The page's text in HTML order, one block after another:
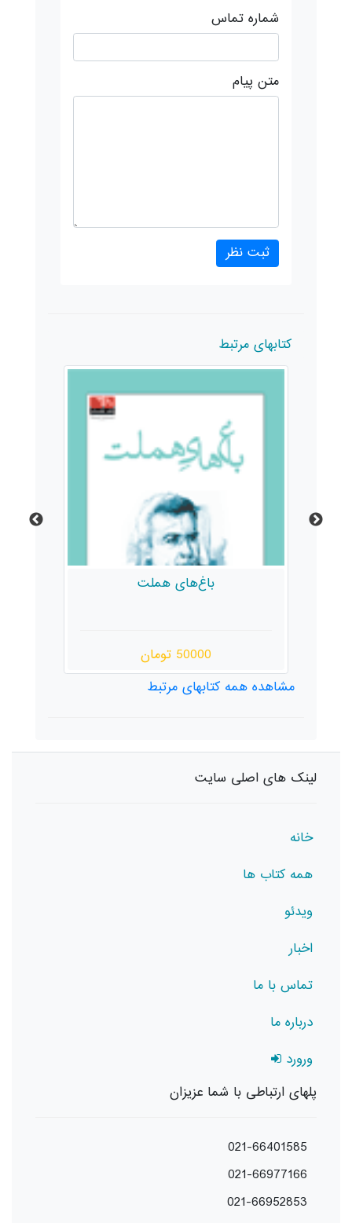
شماره تماس
متن پیام
کتابهای مرتبط
باغ‌های هملت
50000 تومان
مشاهده همه کتابهای مرتبط
لینک های اصلی سایت
خانه
همه کتاب ها
ویدئو
اخبار
تماس با ما
درباره ما
ورورد
پلهای ارتباطی با شما عزیزان
021-66401585
021-66977166
021-66952853